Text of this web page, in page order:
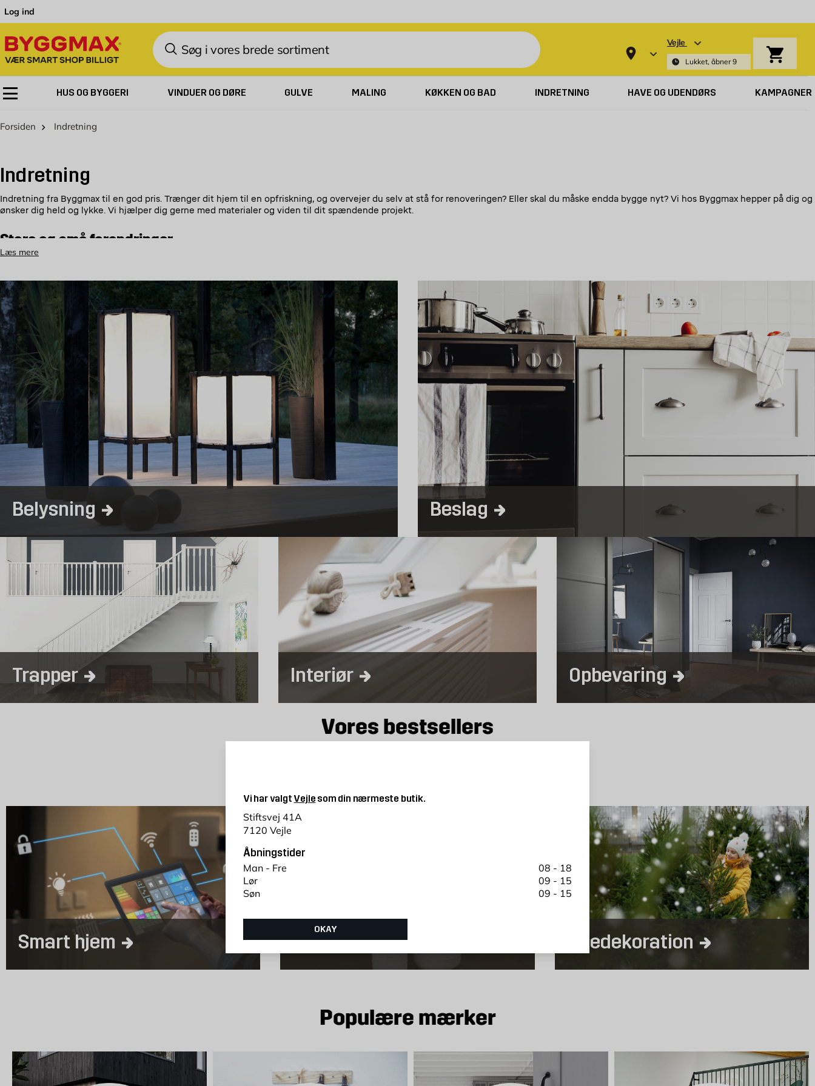
Log ind
Søg
Vejle
Lukket, åbner 9
Vi har valgt Vejle som din nærmeste butik.
Stiftsvej 41A
7120 Vejle
Åbningstider
Man - Fre
08 - 18
Lør
09 - 15
Søn
09 - 15
OKAY
HUS OG BYGGERI VINDUER OG DØRE GULVE MALING KØKKEN OG BAD INDRETNING HAVE OG UDENDØRS KAMPAGNER
Forsiden Indretning
Indretning
Indretning fra Byggmax til en god pris. Trænger dit hjem til en opfriskning, og overvejer du selv at stå for renoveringen? Eller skal du måske endda bygge nyt? Vi hos Byggmax hepper på dig og
ønsker dig held og lykke. Vi hjælper dig gerne med materialer og viden til dit spændende projekt.
Store og små forandringer
Uanset om du vil lave små eller store ændringer i hjemmet, har vi hos Byggmax det, du skal bruge. Ekstra indendørs belysning er en lille ændring, som kan gøre meget for et rum. Vil du lave
til at skabe en interessant kontrast i form af en kontrastvæg. En anden vigtig del, når det gælder indretning og funktion, ervinduer. Vi har dem i mange udførelser, hvis du vil montere nye, men
også værktøj og produkter til vinduesrenovering.
Boligindretning, der forandrer dit hjem
At male indendørspaneler kan give en stor forandring i dit hjem. Du kan gøre det på flere måder: dækkende maling, lasering for et naturligt udtryk eller lak uden pigment. Hos Byggmax har vi
den maling, du har brug for. Flotte
vindueskarme
, som frisker din indretning op, kan du lave på forskellige måder. Har du vindueskarme i træ, kan du nemt male dem. Vil du helt udskifte dine
nuværende vindueskarme, kan du faktisk lave dine egne. Vi har de rigtige materialer til formålet. En meget enkel måde at skabe en markant forandring i indretningen på er at sætte stuk op i
loftet. Lyder det tungt og besværligt? Det er det ikke! Vi har varianter i naturtro udseende fremstillet i polyuretanplast.
Køb indretning hos Byggmax
Hos Byggmax finder du billig indretning i god kvalitet, når du vil forandre dit hjem. Når du vil tapetsere om, skifte vinduer eller lægge tæppe, har vi det, du skal bruge. Det behøver ikke være
svært at forandre sit hjem – begynd din rejse hos os.
Læs mere
Belysning Beslag
Trapper Interiør Opbevaring
Vores bestsellers
Øvrige indretnings-kategorier
Smart hjem Alarm og sikkerhed Juledekoration
Populære mærker